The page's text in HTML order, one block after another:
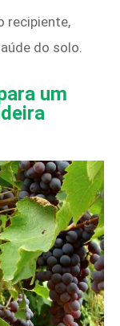
recipiente,
do solo.
um